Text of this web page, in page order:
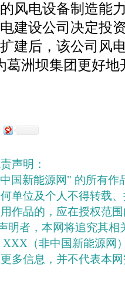
风电设备制造能
建设公司决定投
建后，该公司风
葛洲坝集团更好
声明：
国新能源网" 的所有作
单位及个人不得转载
作品的，应在授权范
明者，本网将追究其相
（非中国新能源网
多信息，并不代表本